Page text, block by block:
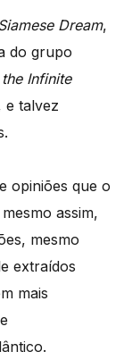
Dream,
do grupo
Infinite
e talvez
opiniões que o
assim,
mesmo
extraídos
mais